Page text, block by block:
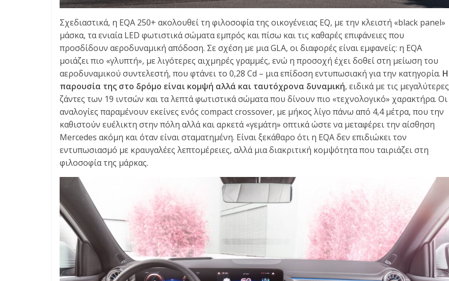
Σχεδιαστικά, η EQA 250+ ακολουθεί τη φιλοσοφία της οικογένειας EQ, με την κλειστή «black panel»
μάσκα, τα ενιαία LED φωτιστικά σώματα εμπρός και πίσω και τις καθαρές επιφάνειες που
προσδίδουν αεροδυναμική απόδοση. Σε σχέση με μια GLA, οι διαφορές είναι εμφανείς: η EQA
μοιάζει πιο «γλυπτή», με λιγότερες αιχμηρές γραμμές, ενώ η προσοχή έχει δοθεί στη μείωση του
αεροδυναμικού συντελεστή, που φτάνει το 0,28 Cd – μια επίδοση εντυπωσιακή για την κατηγορία. Η
παρουσία της στο δρόμο είναι κομψή αλλά και ταυτόχρονα δυναμική, ειδικά με τις μεγαλύτερες
ζάντες των 19 ιντσών και τα λεπτά φωτιστικά σώματα που δίνουν πιο «τεχνολογικό» χαρακτήρα. Οι
αναλογίες παραμένουν εκείνες ενός compact crossover, με μήκος λίγο πάνω από 4,4 μέτρα, που την
καθιστούν ευέλικτη στην πόλη αλλά και αρκετά «γεμάτη» οπτικά ώστε να μεταφέρει την αίσθηση
Mercedes ακόμη και όταν είναι σταματημένη. Είναι ξεκάθαρο ότι η EQA δεν επιδιώκει τον
εντυπωσιασμό με κραυγαλέες λεπτομέρειες, αλλά μια διακριτική κομψότητα που ταιριάζει στη
φιλοσοφία της μάρκας.